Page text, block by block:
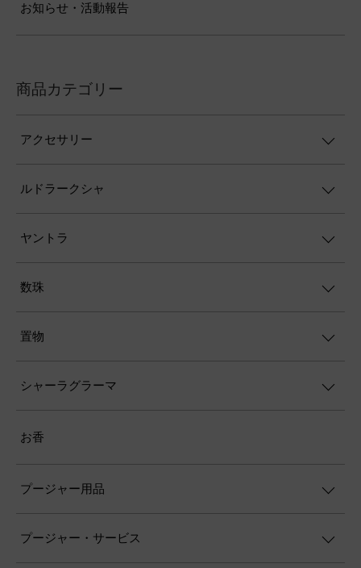
お知らせ・活動報告
商品カテゴリー
アクセサリー
ルドラークシャ
ヤントラ
数珠
置物
シャーラグラーマ
お香
プージャー用品
プージャー・サービス